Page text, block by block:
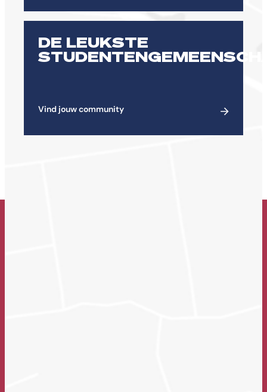
DE LEUKSTE
Vind jouw community